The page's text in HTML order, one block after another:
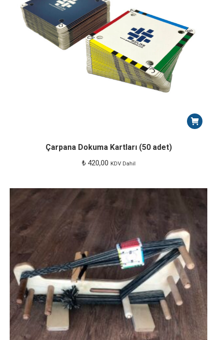
Çarpana Dokuma Kartları (50 adet)
₺420,00 KDV Dahil